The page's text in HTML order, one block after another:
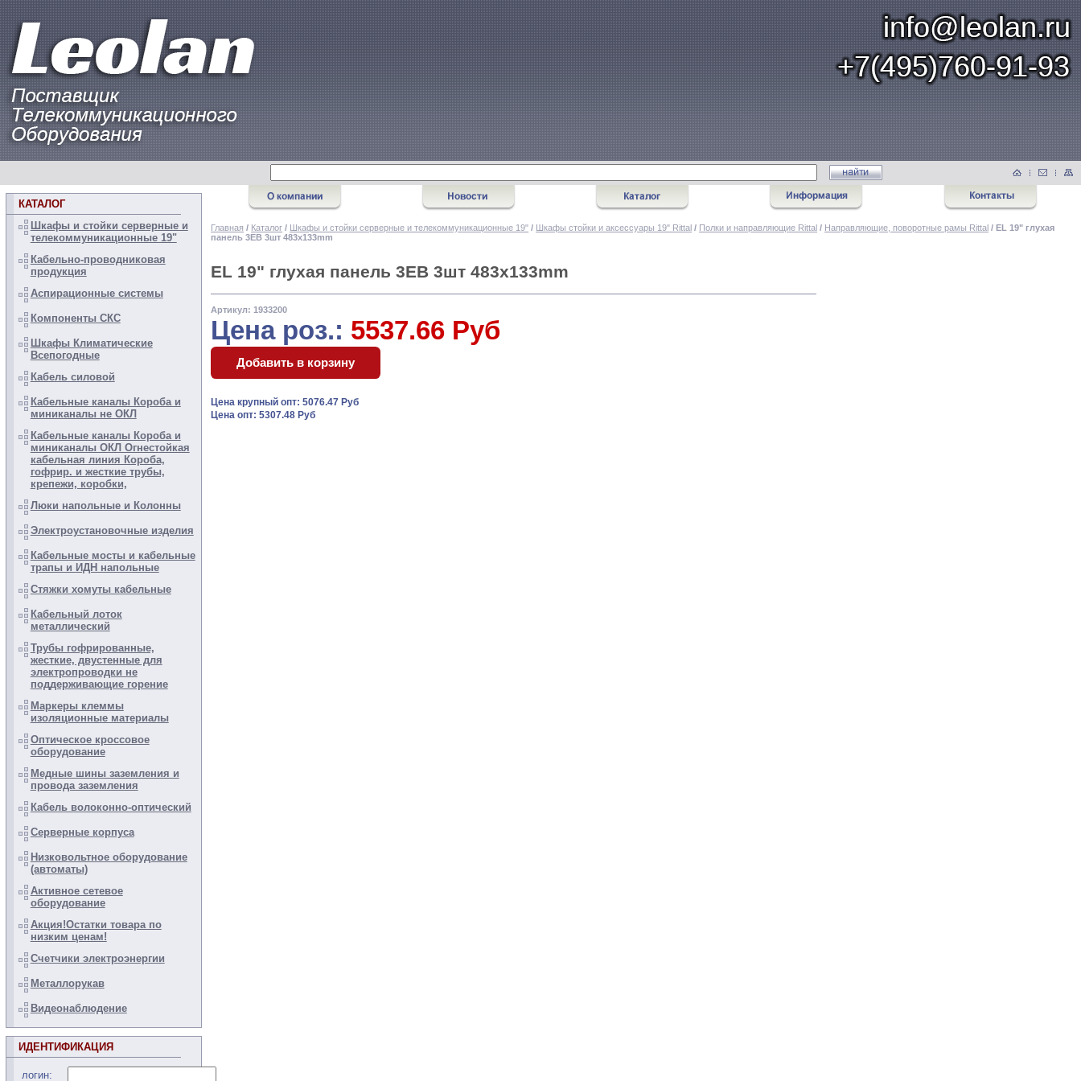
КАТАЛОГ
Шкафы и стойки серверные и
телекоммуникационные 19"
Кабельно-проводниковая
продукция
Аспирационные системы
Компоненты СКС
Шкафы Климатические
Всепогодные
Кабель силовой
Кабельные каналы Короба и
миниканалы не ОКЛ
Кабельные каналы Короба и
миниканалы ОКЛ Огнестойкая
кабельная линия Короба,
гофрир. и жесткие трубы,
крепежи, коробки,
Люки напольные и Колонны
Электроустановочные изделия
Кабельные мосты и кабельные
трапы и ИДН напольные
Стяжки хомуты кабельные
Кабельный лоток
металлический
Трубы гофрированные,
жесткие, двустенные для
электропроводки не
поддерживающие горение
Маркеры клеммы
изоляционные материалы
Оптическое кроссовое
оборудование
Медные шины заземления и
провода заземления
Кабель волоконно-оптический
Серверные корпуса
Низковольтное оборудование
(автоматы)
Активное сетевое
оборудование
Акция!Остатки товара по
низким ценам!
Счетчики электроэнергии
Металлорукав
Видеонаблюдение
ИДЕНТИФИКАЦИЯ
логин:
Главная / Каталог / Шкафы и стойки серверные и телекоммуникационные 19" / Шкафы стойки и аксессуары 19" Rittal / Полки и направляющие Rittal / Направляющие, поворотные рамы Rittal / EL 19" глухая
панель 3EB 3шт 483x133mm
EL 19" глухая панель 3EB 3шт 483x133mm
Артикул: 1933200
Цена роз.: 5537.66 Руб
Цена крупный опт: 5076.47 Руб
Цена опт: 5307.48 Руб